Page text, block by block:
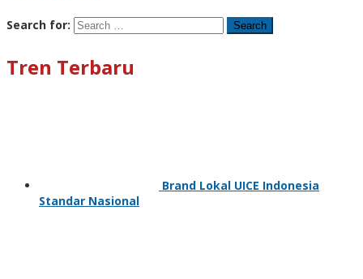
Search for:
Tren Terbaru
Brand Lokal UICE Indonesia
Standar Nasional